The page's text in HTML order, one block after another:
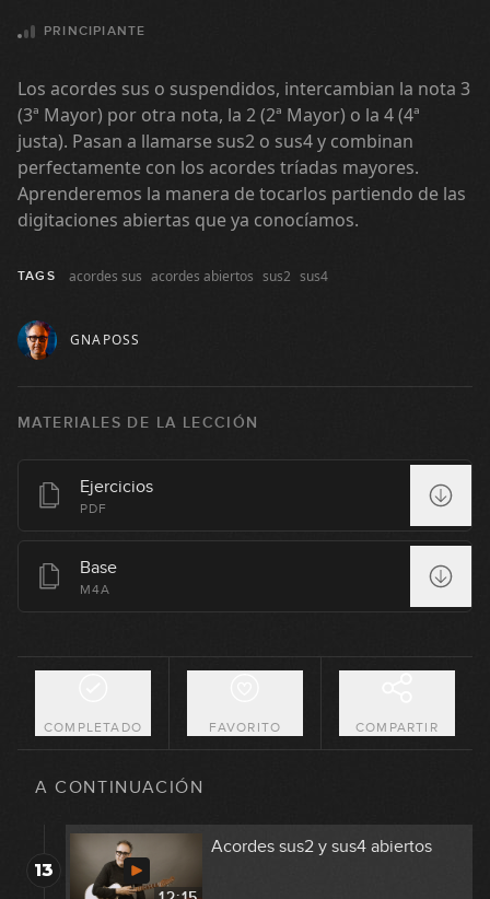
PRINCIPIANTE
Los acordes sus o suspendidos, intercambian la nota 3
(3ª Mayor) por otra nota, la 2 (2ª Mayor) o la 4 (4ª
justa). Pasan a llamarse sus2 o sus4 y combinan
perfectamente con los acordes tríadas mayores.
Aprenderemos la manera de tocarlos partiendo de las
digitaciones abiertas que ya conocíamos.
TAGS acordes sus acordes abiertos sus2 sus4
GNAPOSS
MATERIALES DE LA LECCIÓN
Ejercicios
PDF
Base
M4A
COMPLETADO FAVORITO COMPARTIR
A CONTINUACIÓN
4
5
06:57
El Shuffle
6
Blues de 12 compases
7
Ejemplo real con acordes M, m y
7 (Parte 2)
9
13:31
10
Arpegios (Parte 2)
12
Arpegios (Parte 3)
13
Acordes sus2 y sus4 abiertos